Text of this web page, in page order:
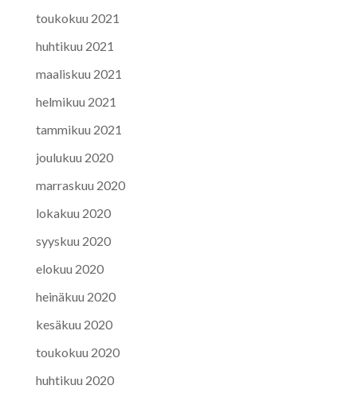
toukokuu 2021
huhtikuu 2021
maaliskuu 2021
helmikuu 2021
tammikuu 2021
joulukuu 2020
marraskuu 2020
lokakuu 2020
syyskuu 2020
elokuu 2020
heinäkuu 2020
kesäkuu 2020
toukokuu 2020
huhtikuu 2020